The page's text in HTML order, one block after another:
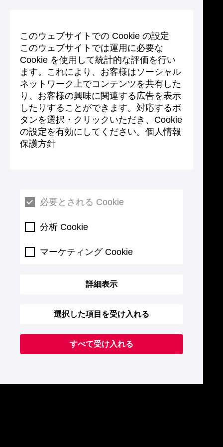
このウェブサイトでの Cookie の設定
このウェブサイトでは運用に必要な
Cookie を使用して統計的な評価を行い
ます。これにより、お客様はソーシャル
ネットワーク上でコンテンツを共有した
り、お客様の興味に関連する広告を表示
したりすることができます。対応するボ
タンを選択・クリックいただき、Cookie
の設定を有効にしてください。個人情報
保護方針
必要とされる Cookie
分析 Cookie
マーケティング Cookie
詳細表示
選択した項目を受け入れる
すべて受け入れる